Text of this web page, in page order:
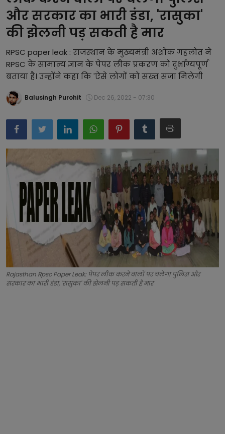
बिजनेस
समाज-संस्कृति
टेक्नॉलजी
प्रेरणादायक कहानियां
फैशन
प्रेस रिलीज़
और सरकार का भारी डंडा, 'रासुका'
की झेलनी पड़ सकती है मार
RPSC paper leak : राजस्थान के मुख्यमंत्री अशोक गहलोत ने
RPSC के सामान्य ज्ञान के पेपर लीक प्रकरण को दुर्भाग्यपूर्ण
बताया है। उन्होंने कहा कि 'ऐसे लोगों को सख्त सजा मिलेगी
Balusingh Purohit Dec 26, 2022 - 07:30
Rajasthan Rpsc Paper Leak: पेपर लीक करने वालों पर चलेगा पुलिस और
सरकार का भारी डंडा, 'रासुका' की झेलनी पड़ सकती है मार